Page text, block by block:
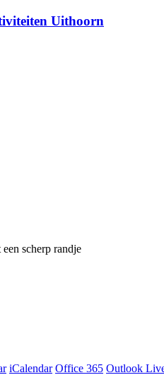
scherp randje
iCalendar Office 365 Outlook